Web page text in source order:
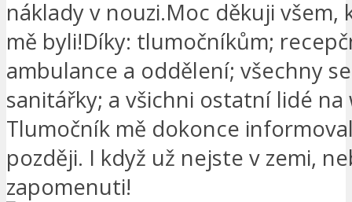
náklady v nouzi.Moc děkuji
mě byli!Díky: tlumočníkům;
ambulance a oddělení; všechny
sanitářky; a všichni ostatní lidé na
Tlumočník mě dokonce
později. I když už nejste v zemi,
zapomenuti!